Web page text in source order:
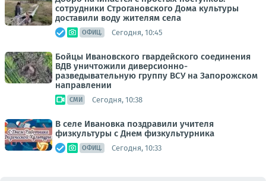
сотрудники Строгановского Дома культуры
доставили воду жителям села
ОФИЦ. Сегодня, 10:45
Бойцы Ивановского гвардейского соединения
ВДВ уничтожили диверсионно-
разведывательную группу ВСУ на Запорожском
направлении
СМИ Сегодня, 10:38
В селе Ивановка поздравили учителя
физкультуры с Днем физкультурника
ОФИЦ. Сегодня, 10:33